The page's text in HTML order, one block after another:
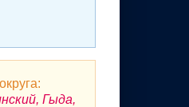
Гыда,